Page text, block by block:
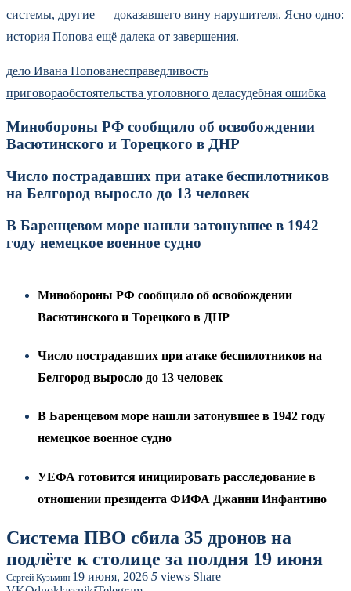
системы, другие — доказавшего вину нарушителя. Ясно одно:
история Попова ещё далека от завершения.
дело Ивана Попованесправедливость
приговораобстоятельства уголовного деласудебная ошибка
Минобороны РФ сообщило об освобождении
Васютинского и Торецкого в ДНР
Число пострадавших при атаке беспилотников
на Белгород выросло до 13 человек
В Баренцевом море нашли затонувшее в 1942
году немецкое военное судно
Минобороны РФ сообщило об освобождении
Васютинского и Торецкого в ДНР
Число пострадавших при атаке беспилотников на
Белгород выросло до 13 человек
В Баренцевом море нашли затонувшее в 1942 году
немецкое военное судно
УЕФА готовится инициировать расследование в
отношении президента ФИФА Джанни Инфантино
Система ПВО сбила 35 дронов на
подлёте к столице за полдня 19 июня
Сергей Кузьмин 19 июня, 2026 5 views Share